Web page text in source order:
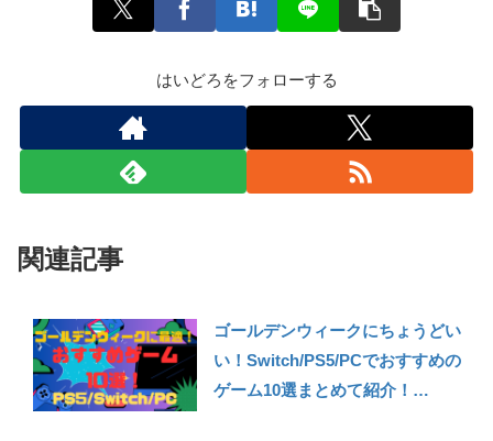
はいどろをフォローする
関連記事
ゴールデンウィークにちょうどい
い！Switch/PS5/PCでおすすめの
ゲーム10選まとめて紹介！